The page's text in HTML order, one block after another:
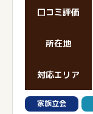
口コミ評価
所在地
対応エリア
家族立会